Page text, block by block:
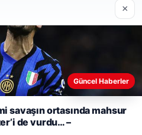
daha iyi anlayabilmek,
×
Güncel Haberler
savaşın ortasında mahsur
de vurdu… –